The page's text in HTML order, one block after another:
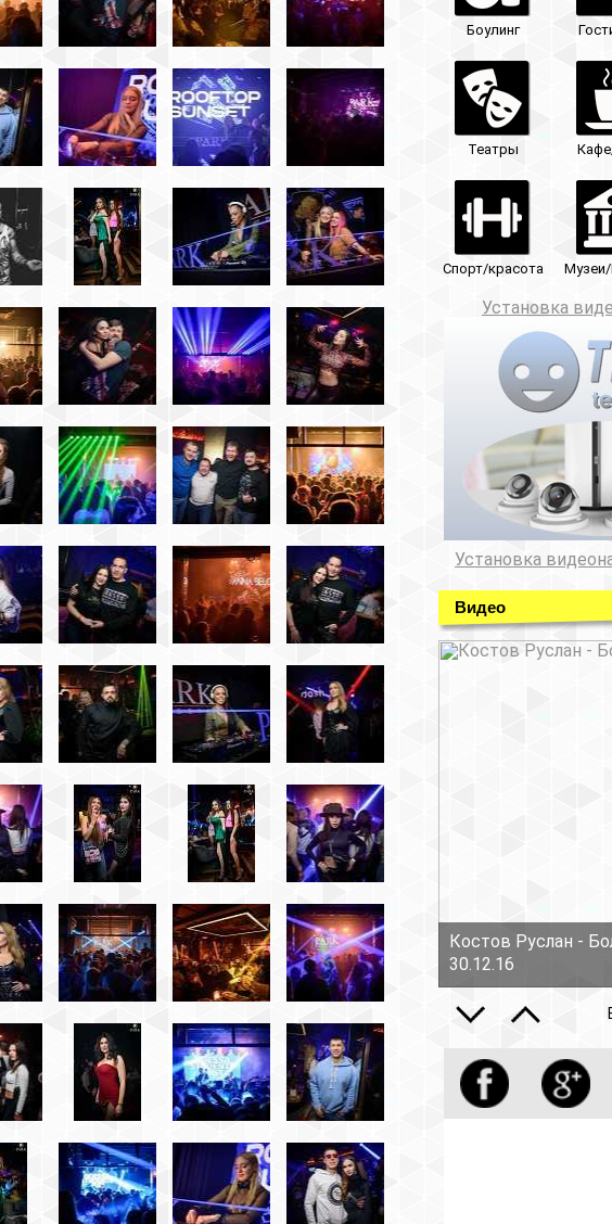
Боулинг Бильярд
Кинотеатры
Спорт/красота Музеи/Галереи ТРК/ТЦ
Установка видеонаблюдения
Установка видеонаблюдения Одесса
Видео
Костов Руслан - Боль!
30.12.16
Все видеоотчеты